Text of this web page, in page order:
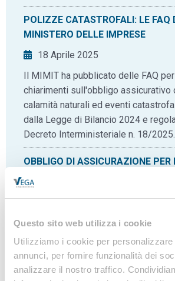
Questo sito web utilizza i cookie
Utilizziamo i cookie per
annunci, per fornire funzionalità dei
analizzare il nostro traffico.
POLIZZE CATASTROFALI: LE FAQ
MINISTERO DELLE IMPRESE
18 Aprile 2025
Il MIMIT ha pubblicato delle FAQ
chiarimenti sull'obbligo assicurativo
calamità naturali ed eventi
dalla Legge di Bilancio 2024 e
Decreto Interministeriale n. 18/
OBBLIGO DI ASSICURAZIONE PER
DECRETO ATTUATIVO
disciplina le modalità attuative e
dell’obbligo di assicurazione per i
naturali e catastrofi come alluvioni,